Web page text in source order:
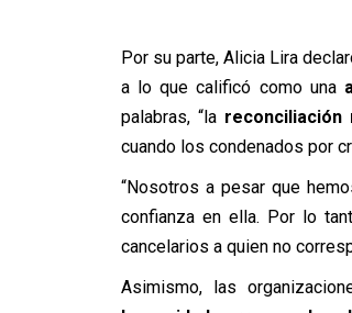
Por su parte, Alicia Lira
a lo que calificó como una
palabras, “la reconciliación
cuando los condenados por
“Nosotros a pesar que
confianza en ella. Por lo
cancelarios a quien no
Asimismo, las